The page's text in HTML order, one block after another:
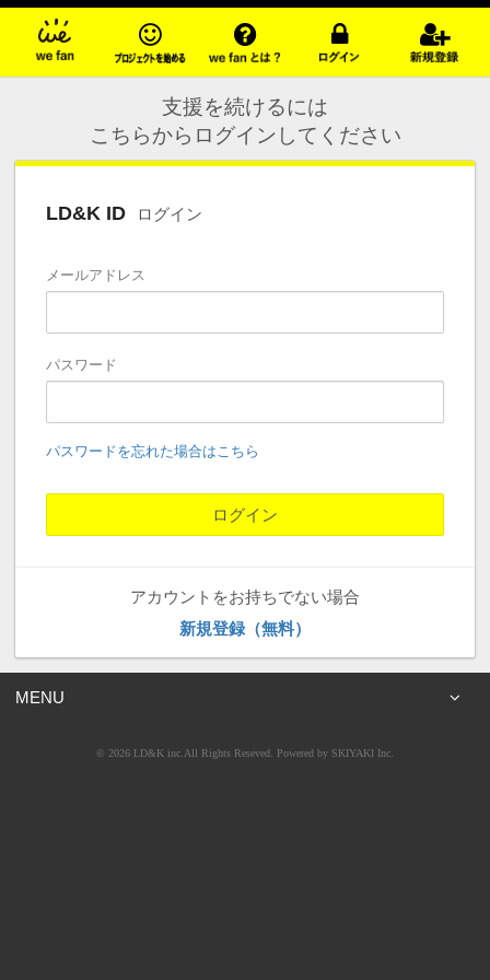
支援を続けるには
こちらからログインしてください
LD&K ID ログイン
メールアドレス
パスワード
パスワードを忘れた場合はこちら
アカウントをお持ちでない場合
新規登録（無料）
MENU
© 2026 LD&K inc.All Rights Reseved. Powered by SKIYAKI Inc.